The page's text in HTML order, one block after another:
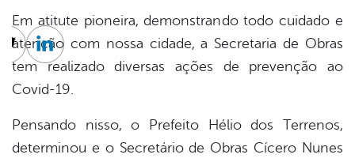
Em atitute pioneira, demonstrando todo cuidado e
atenção com nossa cidade, a Secretaria de Obras
tem realizado diversas ações de prevenção ao
Covid-19.
Pensando nisso, o Prefeito Hélio dos Terrenos,
determinou e o Secretário de Obras Cícero Nunes
Twitter
Linkedin